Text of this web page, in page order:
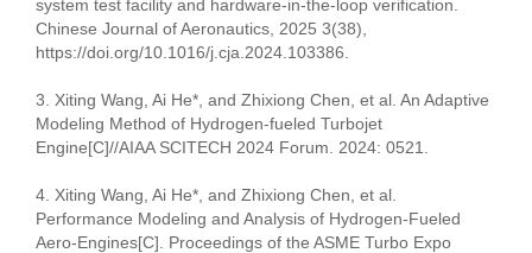
system test facility and hardware-in-the-loop verification.
Chinese Journal of Aeronautics, 2025 3(38),
https://doi.org/10.1016/j.cja.2024.103386.
3. Xiting Wang, Ai He*, and Zhixiong Chen, et al. An Adaptive
Modeling Method of Hydrogen-fueled Turbojet
Engine[C]//AIAA SCITECH 2024 Forum. 2024: 0521.
4. Xiting Wang, Ai He*, and Zhixiong Chen, et al.
Performance Modeling and Analysis of Hydrogen-Fueled
Aero-Engines[C]. Proceedings of the ASME Turbo Expo